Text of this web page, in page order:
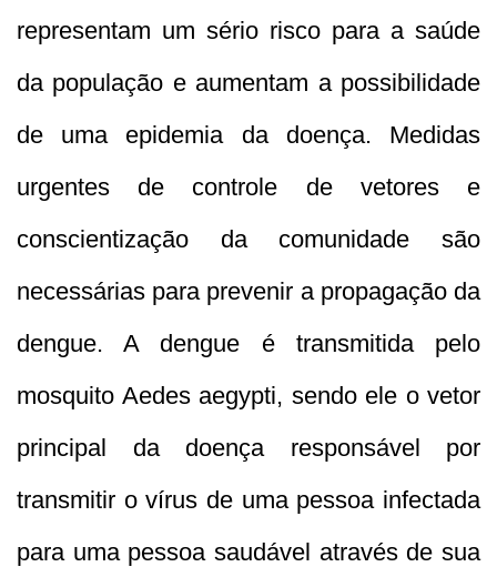
representam um sério risco para a saúde
da população e aumentam a possibilidade
de uma epidemia da doença. Medidas
urgentes de controle de vetores e
conscientização da comunidade são
necessárias para prevenir a propagação da
dengue. A dengue é transmitida pelo
mosquito Aedes aegypti, sendo ele o vetor
principal da doença responsável por
transmitir o vírus de uma pessoa infectada
para uma pessoa saudável através de sua